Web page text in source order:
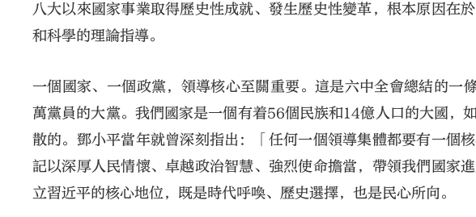
八大以來國家事業取得歷史性成就、發生歷史性變革，根本原因在
和科學的理論指導。
一個國家、一個政黨，領導核心至關重要。這是六中全會總結的一
萬黨員的大黨。我們國家是一個有着56個民族和14億人口的大國，
散的。鄧小平當年就曾深刻指出：「任何一個領導集體都要有一個
記以深厚人民情懷、卓越政治智慧、強烈使命擔當，帶領我們國家
立習近平的核心地位，既是時代呼喚、歷史選擇，也是民心所向。